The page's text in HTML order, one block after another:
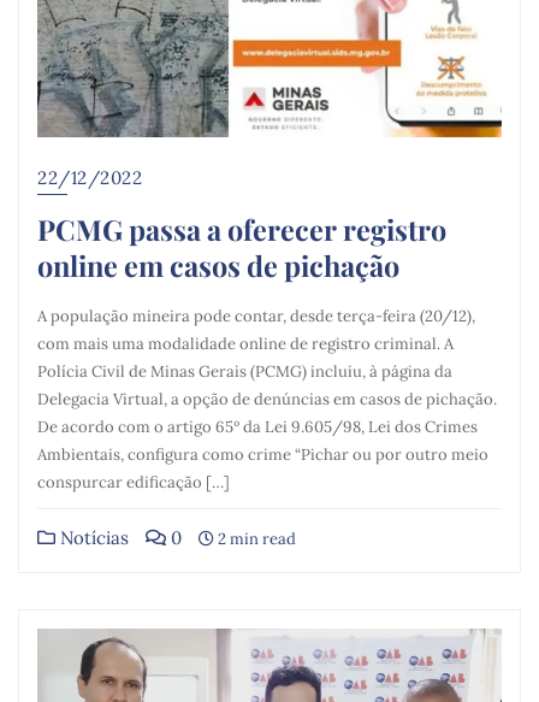
22/12/2022
PCMG passa a oferecer registro
online em casos de pichação
A população mineira pode contar, desde terça-feira (20/12),
com mais uma modalidade online de registro criminal. A
Polícia Civil de Minas Gerais (PCMG) incluiu, à página da
Delegacia Virtual, a opção de denúncias em casos de pichação.
De acordo com o artigo 65º da Lei 9.605/98, Lei dos Crimes
Ambientais, configura como crime “Pichar ou por outro meio
conspurcar edificação […]
Notícias 0 2 min read